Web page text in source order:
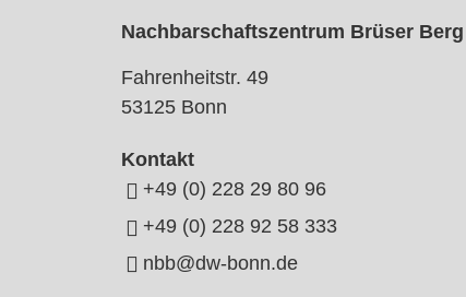
Nachbarschaftszentrum Brüser Berg
Fahrenheitstr. 49
53125 Bonn
Kontakt
+49 (0) 228 29 80 96
+49 (0) 228 92 58 333
nbb@dw-bonn.de